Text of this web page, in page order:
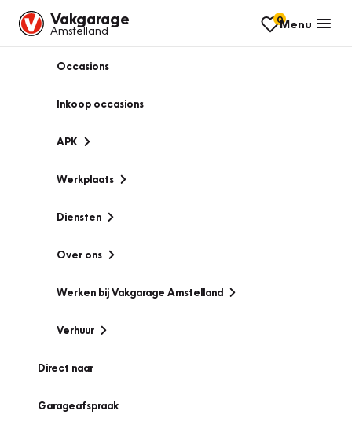
Vakgarage
Amstelland
0Menu
Occasions
Inkoop occasions
APK
Werkplaats
Diensten
Over ons
Werken bij Vakgarage Amstelland
Verhuur
Direct naar
Garageafspraak